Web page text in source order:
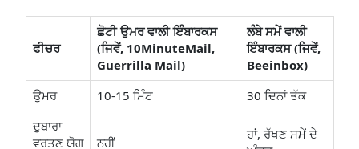
ਫੀਚਰ
ਛੋਟੀ ਉਮਰ ਵਾਲੀ ਇੰਬਾਰਕਸ
(ਜਿਵੇਂ, 10MinuteMail,
Guerrilla Mail)
ਲੰਬੇ ਸਮੇਂ ਵਾਲੀ
ਇੰਬਾਰਕਸ (ਜਿਵੇਂ,
Beeinbox)
ਉਮਰ
10-15 ਮਿੰਟ
30 ਦਿਨਾਂ ਤੱਕ
ਦੁਬਾਰਾ
ਵਰਤਣ ਯੋਗ
ਨਹੀਂ
ਹਾਂ, ਰੱਖਣ ਸਮੇਂ ਦੇ